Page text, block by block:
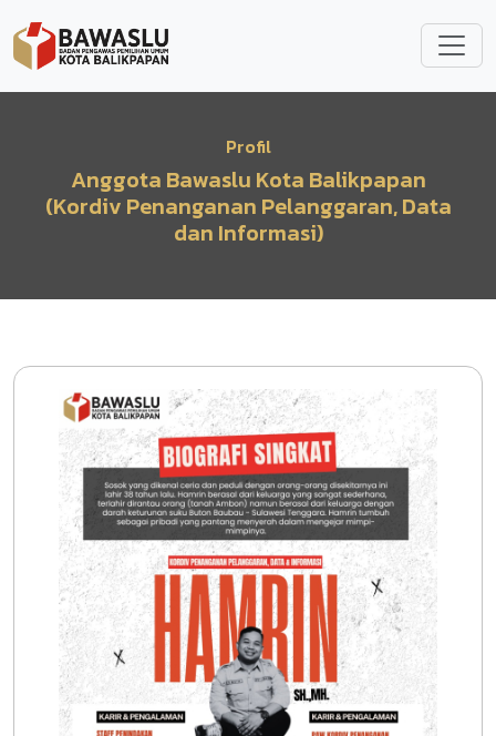
Profil
Anggota Bawaslu Kota Balikpapan
(Kordiv Penanganan Pelanggaran, Data
dan Informasi)